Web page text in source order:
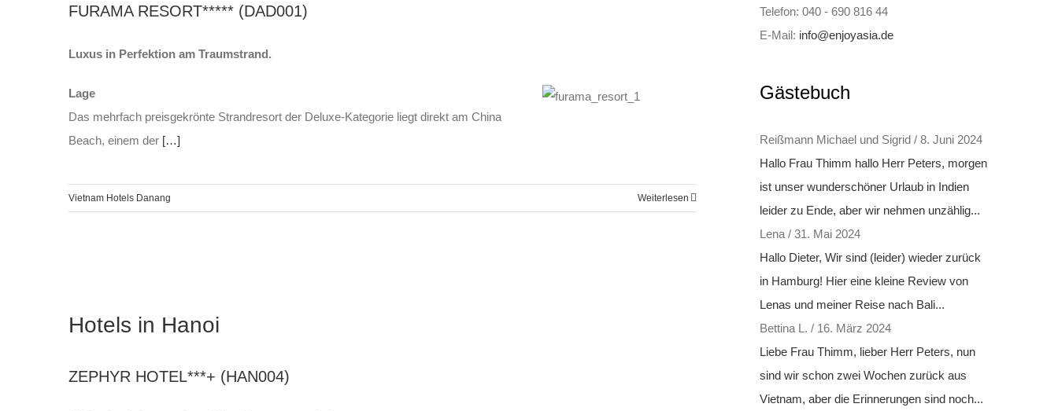
FURAMA RESORT***** (DAD001)
Luxus in Perfektion am Traumstrand.
Lage
Das mehrfach preisgekrönte Strandresort der Deluxe-Kategorie liegt direkt am China
Beach, einem der […]
Vietnam Hotels Danang Weiterlesen
Hotels in Hanoi
ZEPHYR HOTEL***+ (HAN004)
Telefon: 040 - 690 816 44
E-Mail: info@enjoyasia.de
Gästebuch
Reißmann Michael und Sigrid/ 8. Juni 2024
Hallo Frau Thimm hallo Herr Peters, morgen
ist unser wunderschöner Urlaub in Indien
leider zu Ende, aber wir nehmen unzählig...
Lena/ 31. Mai 2024
Hallo Dieter, Wir sind (leider) wieder zurück
in Hamburg! Hier eine kleine Review von
Lenas und meiner Reise nach Bali...
Bettina L. / 16. März 2024
Liebe Frau Thimm, lieber Herr Peters, nun
sind wir schon zwei Wochen zurück aus
Vietnam, aber die Erinnerungen sind noch...